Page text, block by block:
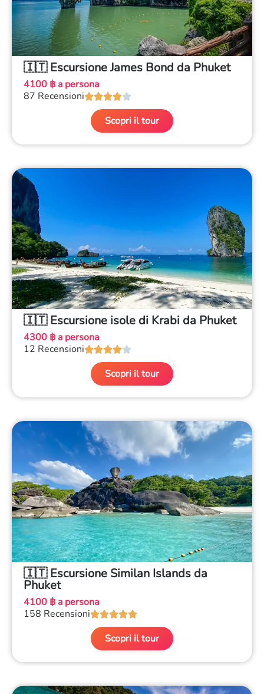
🇮🇹 Escursione James Bond da Phuket
4100 ฿ a persona
87 Recensioni
Scopri il tour
🇮🇹 Escursione isole di Krabi da Phuket
4300 ฿ a persona
12 Recensioni
Scopri il tour
🇮🇹 Escursione Similan Islands da
Phuket
4100 ฿ a persona
158 Recensioni
Scopri il tour